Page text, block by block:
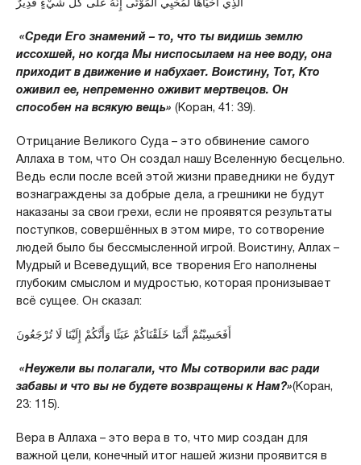
«Среди Его знамений – то, что ты видишь землю
иссохшей, но когда Мы ниспосылаем на нее воду, она
приходит в движение и набухает. Воистину, Тот, Кто
оживил ее, непременно оживит мертвецов. Он
способен на всякую вещь» (Коран, 41: 39).
Отрицание Великого Суда – это обвинение самого
Аллаха в том, что Он создал нашу Вселенную бесцельно.
Ведь если после всей этой жизни праведники не будут
вознаграждены за добрые дела, а грешники не будут
наказаны за свои грехи, если не проявятся результаты
поступков, совершённых в этом мире, то сотворение
людей было бы бессмысленной игрой. Воистину, Аллах –
Мудрый и Всеведущий, все творения Его наполнены
глубоким смыслом и мудростью, которая пронизывает
всё сущее. Он сказал:
أَفَحَسِبْتُمْ أَنَّمَا خَلَقْنَاكُمْ عَبَثًا وَأَنَّكُمْ إِلَيْنَا لَا تُرْجَعُونَ
«Неужели вы полагали, что Мы сотворили вас ради
забавы и что вы не будете возвращены к Нам?»(Коран,
23: 115).
Вера в Аллаха – это вера в то, что мир создан для
важной цели, конечный итог нашей жизни проявится в